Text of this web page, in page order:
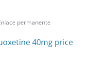
permanente
40mg price